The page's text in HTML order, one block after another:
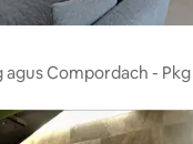
agus Compordach - Pkg